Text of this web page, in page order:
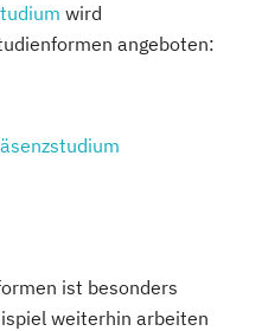
wird
angeboten:
ist besonders
weiterhin arbeiten